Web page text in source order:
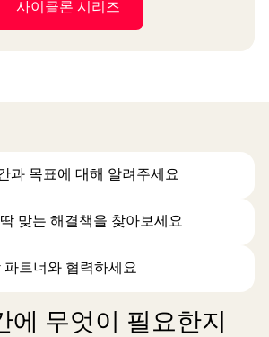
사이클론 시리즈
에 무엇이 필요한지
과 목표에 대해 알려주세요
맞는 해결책을 찾아보세요
파트너와 협력하세요